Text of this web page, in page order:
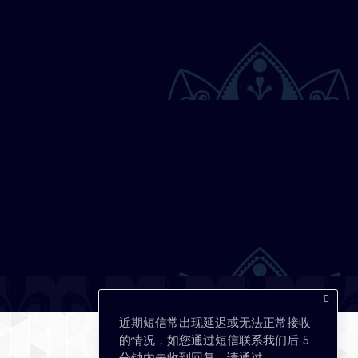
近期短信常出现延迟或无法正常接收
的情况，如您通过短信联系我们后 5